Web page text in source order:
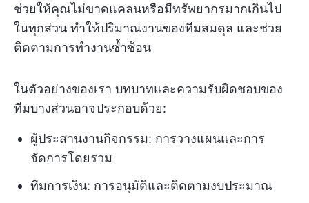
ช่วยให้คุณไม่ขาดแคลนหรือมีทรัพยากรมากเกินไป
ในทุกส่วน ทำให้ปริมาณงานของทีมสมดุล และช่วย
ติดตามการทำงานซ้ำซ้อน
ในตัวอย่างของเรา บทบาทและความรับผิดชอบของ
ทีมบางส่วนอาจประกอบด้วย:
ผู้ประสานงานกิจกรรม: การวางแผนและการ
จัดการโดยรวม
ทีมการเงิน: การอนุมัติและติดตามงบประมาณ